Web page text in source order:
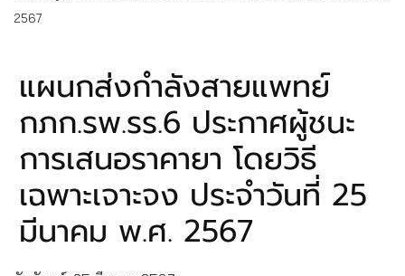
2567
แผนกส่งกำลังสายแพทย์
กภก.รพ.รร.6 ประกาศผู้ชนะ
การเสนอราคายา โดยวิธี
เฉพาะเจาะจง ประจำวันที่ 25
มีนาคม พ.ศ. 2567